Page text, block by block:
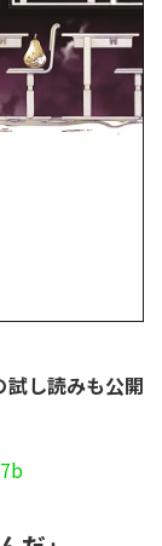
し読みも公開